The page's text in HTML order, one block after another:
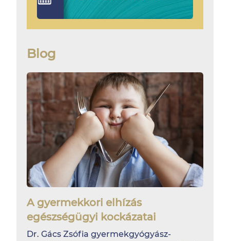
Blog
A gyermekkori elhízás
egészségügyi kockázatai
Dr. Gács Zsófia gyermekgyógyász-